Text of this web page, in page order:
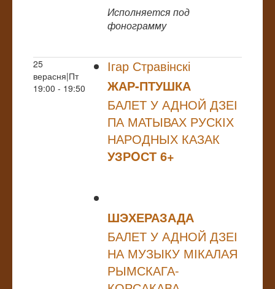
Исполняется под
фонограмму
25
верасня|Пт
19:00 - 19:50
Ігар Стравінскі
ЖАР-ПТУШКА
БАЛЕТ У АДНОЙ ДЗЕІ
ПА МАТЫВАХ РУСКІХ
НАРОДНЫХ КАЗАК
УЗРOСТ 6+
ШЭХЕРАЗАДА
БАЛЕТ У АДНОЙ ДЗЕІ
НА МУЗЫКУ МІКАЛАЯ
РЫМСКАГА-